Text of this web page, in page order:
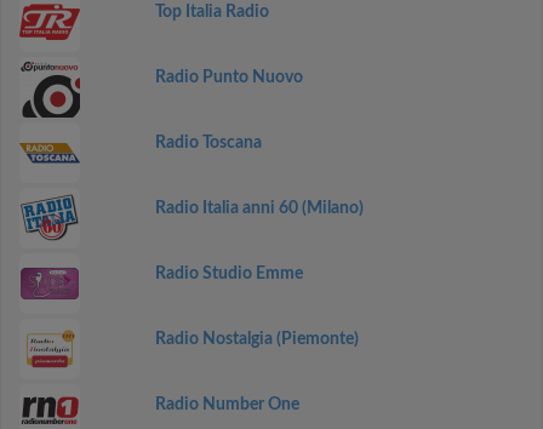
Top Italia Radio
Radio Punto Nuovo
Radio Toscana
Radio Italia anni 60 (Milano)
Radio Studio Emme
Radio Nostalgia (Piemonte)
Radio Number One